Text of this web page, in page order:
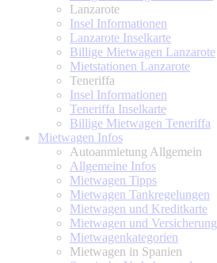
Lanzarote
Insel Informationen
Lanzarote Inselkarte
Billige Mietwagen Lanzarote
Mietstationen Lanzarote
Teneriffa
Insel Informationen
Teneriffa Inselkarte
Billige Mietwagen Teneriffa
Mietwagen Infos
Autoanmietung Allgemein
Allgemeine Infos
Mietwagen Tipps
Mietwagen Tankregelungen
Mietwagen und Kreditkarte
Mietwagen und Versicherung
Mietwagenkategorien
Mietwagen in Spanien